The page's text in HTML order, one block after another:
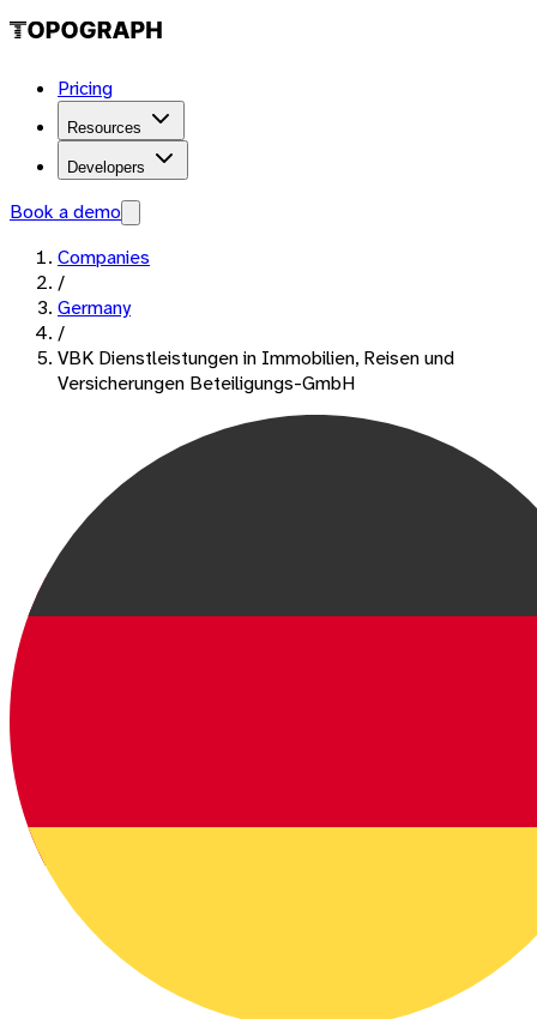
Pricing
Resources
Developers
Book a demo
Companies
/
Germany
/
VBK Dienstleistungen in Immobilien, Reisen und
Versicherungen Beteiligungs-GmbH